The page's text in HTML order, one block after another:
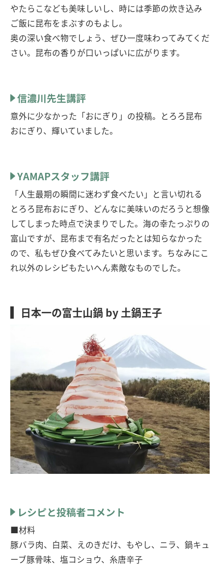
やたらこなども美味しいし、時には季節の炊き込み
ご飯に昆布をまぶすのもよし。
奥の深い食べ物でしょう、ぜひ一度味わってみてくだ
さい。昆布の香りが口いっぱいに広がります。
信濃川先生講評
意外に少なかった「おにぎり」の投稿。とろろ昆布
おにぎり、輝いていました。
YAMAPスタッフ講評
「人生最期の瞬間に迷わず食べたい」と言い切れる
とろろ昆布おにぎり、どんなに美味いのだろうと想像
してしまった時点で決まりでした。海の幸たっぷりの
富山ですが、昆布まで有名だったとは知らなかった
ので、私もぜひ食べてみたいと思います。ちなみにこ
れ以外のレシピもたいへん素敵なものでした。
日本一の富士山鍋 by 土鍋王子
レシピと投稿者コメント
■材料
豚バラ肉、白菜、えのきだけ、もやし、ニラ、鍋キュ
ーブ豚骨味、塩コショウ、糸唐辛子